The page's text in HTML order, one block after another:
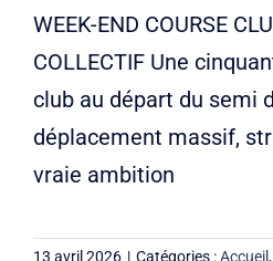
WEEK-END COURSE
COLLECTIF Une
club au départ du semi
déplacement massif,
vraie ambition
13 avril 2026 | Catégories :Accueil,